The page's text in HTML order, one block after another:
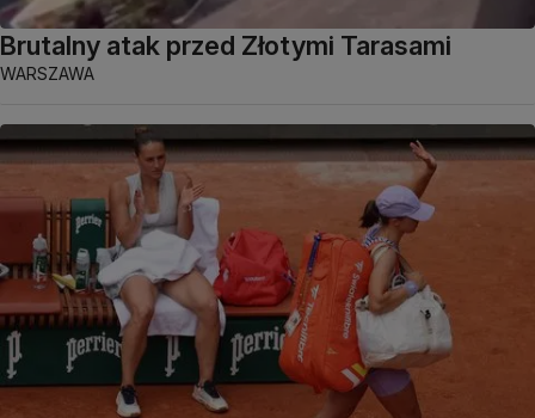
Brutalny atak przed Złotymi Tarasami
WARSZAWA